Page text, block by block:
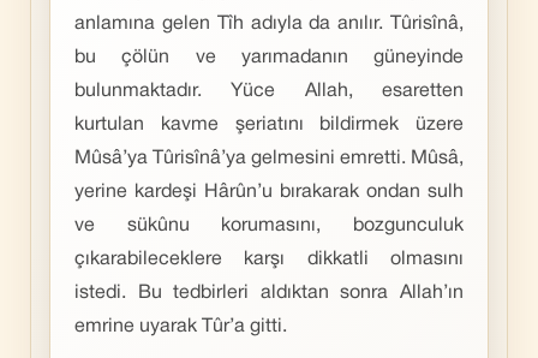
anlamına gelen Tîh adıyla da anılır. Tûrisînâ,
bu çölün ve yarımadanın güneyinde
bulunmaktadır. Yüce Allah, esaretten
kurtulan kavme şeriatını bildirmek üzere
Mûsâ’ya Tûrisînâ’ya gelmesini emretti. Mûsâ,
yerine kardeşi Hârûn’u bırakarak ondan sulh
ve sükûnu korumasını, bozgunculuk
çıkarabileceklere karşı dikkatli olmasını
istedi. Bu tedbirleri aldıktan sonra Allah’ın
emrine uyarak Tûr’a gitti.